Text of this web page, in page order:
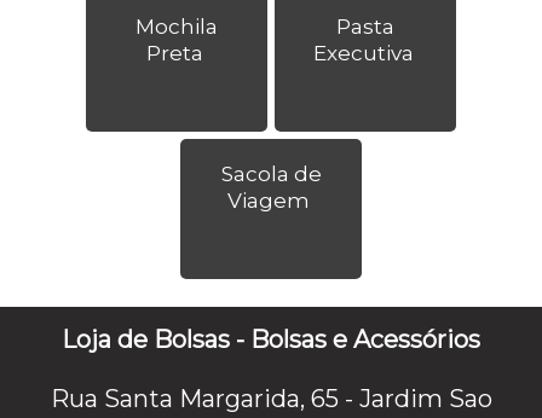
Mochila
Preta
Pasta
Executiva
Sacola de
Viagem
Loja de Bolsas - Bolsas e Acessórios
Rua Santa Margarida, 65 - Jardim Sao